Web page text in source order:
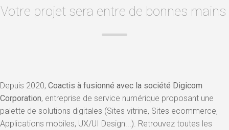
Votre projet sera entre de bonnes mains
Depuis 2020, Coactis à fusionné avec la société Digicom
Corporation, entreprise de service numérique proposant une
palette de solutions digitales (Sites vitrine, Sites ecommerce,
Applications mobiles, UX/UI Design...). Retrouvez toutes les